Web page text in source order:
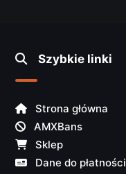
Szybkie linki
Strona główna
AMXBans
Sklep
Dane do płatności